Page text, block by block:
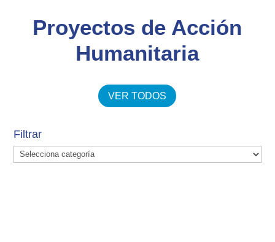
Proyectos de Acción
Humanitaria
VER TODOS
Filtrar
Filtrar